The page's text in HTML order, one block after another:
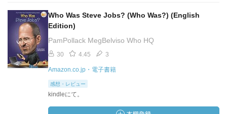
Who Was Steve Jobs? (Who Was?) (English
Edition)
PamPollack MegBelviso Who HQ
30 4.45 3
Amazon.co.jp・電子書籍
感想・レビュー
kindleにて。